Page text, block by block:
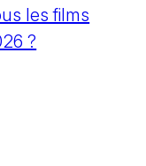
les films
?